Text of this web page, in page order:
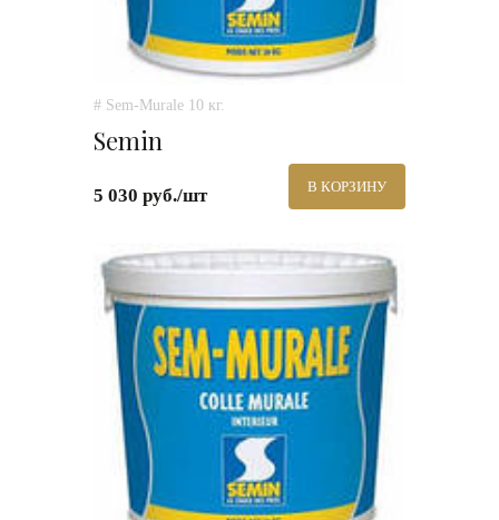
# Sem-Murale 10 кг.
Semin
5 030 руб./шт В КОРЗИНУ